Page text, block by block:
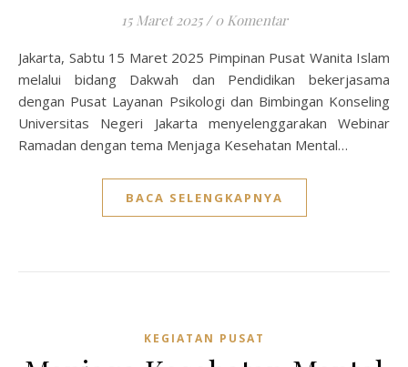
15 Maret 2025 / 0 Komentar
Jakarta, Sabtu 15 Maret 2025 Pimpinan Pusat Wanita Islam
melalui bidang Dakwah dan Pendidikan bekerjasama
dengan Pusat Layanan Psikologi dan Bimbingan Konseling
Universitas Negeri Jakarta menyelenggarakan Webinar
Ramadan dengan tema Menjaga Kesehatan Mental…
BACA SELENGKAPNYA
KEGIATAN PUSAT